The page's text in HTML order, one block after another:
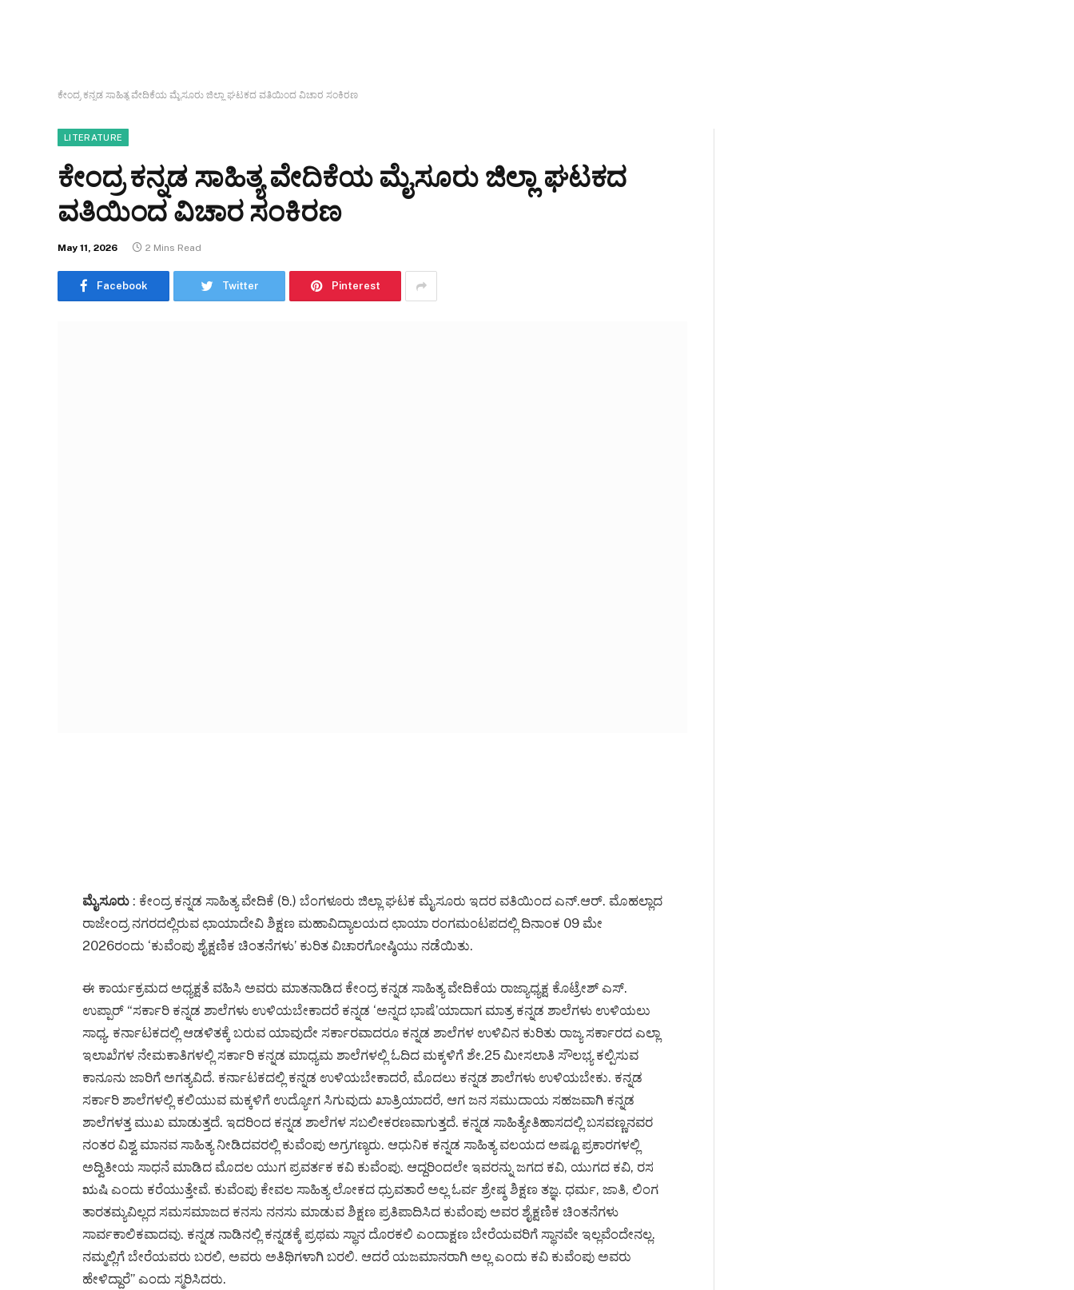
ಕೇಂದ್ರ ಕನ್ನಡ ಸಾಹಿತ್ಯ ವೇದಿಕೆಯ ಮೈಸೂರು ಜಿಲ್ಲಾ ಘಟಕದ ವತಿಯಿಂದ ವಿಚಾರ ಸಂಕಿರಣ
LITERATURE
ಕೇಂದ್ರ ಕನ್ನಡ ಸಾಹಿತ್ಯ ವೇದಿಕೆಯ ಮೈಸೂರು ಜಿಲ್ಲಾ ಘಟಕದ
ವತಿಯಿಂದ ವಿಚಾರ ಸಂಕಿರಣ
May 11, 2026 2 Mins Read
Facebook Twitter Pinterest
ಮೈಸೂರು : ಕೇಂದ್ರ ಕನ್ನಡ ಸಾಹಿತ್ಯ ವೇದಿಕೆ (ರಿ.) ಬೆಂಗಳೂರು ಜಿಲ್ಲಾ ಘಟಕ ಮೈಸೂರು ಇದರ ವತಿಯಿಂದ ಎನ್.ಆರ್. ಮೊಹಲ್ಲಾದ
ರಾಜೇಂದ್ರ ನಗರದಲ್ಲಿರುವ ಛಾಯಾದೇವಿ ಶಿಕ್ಷಣ ಮಹಾವಿದ್ಯಾಲಯದ ಛಾಯಾ ರಂಗಮಂಟಪದಲ್ಲಿ ದಿನಾಂಕ 09 ಮೇ
2026ರಂದು ‘ಕುವೆಂಪು ಶೈಕ್ಷಣಿಕ ಚಿಂತನೆಗಳು’ ಕುರಿತ ವಿಚಾರಗೋಷ್ಠಿಯು ನಡೆಯಿತು.
ಈ ಕಾರ್ಯಕ್ರಮದ ಅಧ್ಯಕ್ಷತೆ ವಹಿಸಿ ಅವರು ಮಾತನಾಡಿದ ಕೇಂದ್ರ ಕನ್ನಡ ಸಾಹಿತ್ಯ ವೇದಿಕೆಯ ರಾಜ್ಯಾಧ್ಯಕ್ಷ ಕೊಟ್ರೇಶ್ ಎಸ್.
ಉಪ್ಪಾರ್ “ಸರ್ಕಾರಿ ಕನ್ನಡ ಶಾಲೆಗಳು ಉಳಿಯಬೇಕಾದರೆ ಕನ್ನಡ ‘ಅನ್ನದ ಭಾಷೆ’ಯಾದಾಗ ಮಾತ್ರ ಕನ್ನಡ ಶಾಲೆಗಳು ಉಳಿಯಲು
ಸಾಧ್ಯ. ಕರ್ನಾಟಕದಲ್ಲಿ ಆಡಳಿತಕ್ಕೆ ಬರುವ ಯಾವುದೇ ಸರ್ಕಾರವಾದರೂ ಕನ್ನಡ ಶಾಲೆಗಳ ಉಳಿವಿನ ಕುರಿತು ರಾಜ್ಯ ಸರ್ಕಾರದ ಎಲ್ಲಾ
ಇಲಾಖೆಗಳ ನೇಮಕಾತಿಗಳಲ್ಲಿ ಸರ್ಕಾರಿ ಕನ್ನಡ ಮಾಧ್ಯಮ ಶಾಲೆಗಳಲ್ಲಿ ಓದಿದ ಮಕ್ಕಳಿಗೆ ಶೇ.25 ಮೀಸಲಾತಿ ಸೌಲಭ್ಯ ಕಲ್ಪಿಸುವ
ಕಾನೂನು ಜಾರಿಗೆ ಅಗತ್ಯವಿದೆ. ಕರ್ನಾಟಕದಲ್ಲಿ ಕನ್ನಡ ಉಳಿಯಬೇಕಾದರೆ, ಮೊದಲು ಕನ್ನಡ ಶಾಲೆಗಳು ಉಳಿಯಬೇಕು. ಕನ್ನಡ
ಸರ್ಕಾರಿ ಶಾಲೆಗಳಲ್ಲಿ ಕಲಿಯುವ ಮಕ್ಕಳಿಗೆ ಉದ್ಯೋಗ ಸಿಗುವುದು ಖಾತ್ರಿಯಾದರೆ, ಆಗ ಜನ ಸಮುದಾಯ ಸಹಜವಾಗಿ ಕನ್ನಡ
ಶಾಲೆಗಳತ್ತ ಮುಖ ಮಾಡುತ್ತದೆ. ಇದರಿಂದ ಕನ್ನಡ ಶಾಲೆಗಳ ಸಬಲೀಕರಣವಾಗುತ್ತದೆ. ಕನ್ನಡ ಸಾಹಿತ್ಯೇತಿಹಾಸದಲ್ಲಿ ಬಸವಣ್ಣನವರ
ನಂತರ ವಿಶ್ವ ಮಾನವ ಸಾಹಿತ್ಯ ನೀಡಿದವರಲ್ಲಿ ಕುವೆಂಪು ಅಗ್ರಗಣ್ಯರು. ಆಧುನಿಕ ಕನ್ನಡ ಸಾಹಿತ್ಯ ವಲಯದ ಅಷ್ಟೂ ಪ್ರಕಾರಗಳಲ್ಲಿ
ಅದ್ವಿತೀಯ ಸಾಧನೆ ಮಾಡಿದ ಮೊದಲ ಯುಗ ಪ್ರವರ್ತಕ ಕವಿ ಕುವೆಂಪು. ಆದ್ದರಿಂದಲೇ ಇವರನ್ನು ಜಗದ ಕವಿ, ಯುಗದ ಕವಿ, ರಸ
ಋಷಿ ಎಂದು ಕರೆಯುತ್ತೇವೆ. ಕುವೆಂಪು ಕೇವಲ ಸಾಹಿತ್ಯ ಲೋಕದ ಧ್ರುವತಾರೆ ಅಲ್ಲ ಓರ್ವ ಶ್ರೇಷ್ಠ ಶಿಕ್ಷಣ ತಜ್ಞ. ಧರ್ಮ, ಜಾತಿ, ಲಿಂಗ
ತಾರತಮ್ಯವಿಲ್ಲದ ಸಮಸಮಾಜದ ಕನಸು ನನಸು ಮಾಡುವ ಶಿಕ್ಷಣ ಪ್ರತಿಪಾದಿಸಿದ ಕುವೆಂಪು ಅವರ ಶೈಕ್ಷಣಿಕ ಚಿಂತನೆಗಳು
ಸಾರ್ವಕಾಲಿಕವಾದವು. ಕನ್ನಡ ನಾಡಿನಲ್ಲಿ ಕನ್ನಡಕ್ಕೆ ಪ್ರಥಮ ಸ್ಥಾನ ದೊರಕಲಿ ಎಂದಾಕ್ಷಣ ಬೇರೆಯವರಿಗೆ ಸ್ಥಾನವೇ ಇಲ್ಲವೆಂದೇನಲ್ಲ.
ನಮ್ಮಲ್ಲಿಗೆ ಬೇರೆಯವರು ಬರಲಿ, ಅವರು ಅತಿಥಿಗಳಾಗಿ ಬರಲಿ. ಆದರೆ ಯಜಮಾನರಾಗಿ ಅಲ್ಲ ಎಂದು ಕವಿ ಕುವೆಂಪು ಅವರು
ಹೇಳಿದ್ದಾರೆ” ಎಂದು ಸ್ಮರಿಸಿದರು.